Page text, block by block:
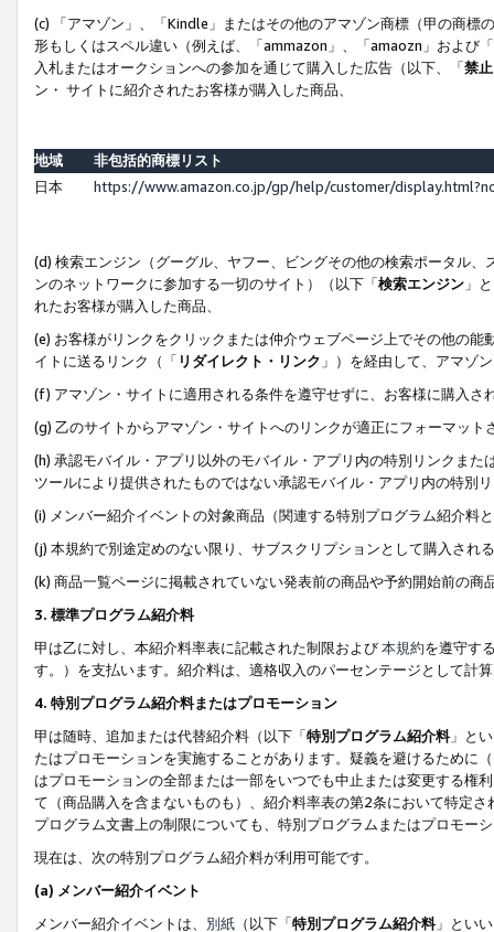
(c) 「アマゾン」、「Kindle」またはその他のアマゾン商標（甲の商
形もしくはスペル違い（例えば、「ammazon」、「amaozn」および
入札またはオークションへの参加を通じて購入した広告（以下、「禁
ン・ サイトに紹介されたお客様が購入した商品、
地域
非包括的商標リスト
日本
https://www.amazon.co.jp/gp/help/customer/
(d) 検索エンジン（グーグル、ヤフー、ビングその他の検索ポータル
ンのネットワークに参加する一切のサイト）（以下「検索エンジン 」
れたお客様が購入した商品、
(e) お客様がリンクをクリックまたは仲介ウェブページ上でその他の
イトに送るリンク（「 リダイレクト・リンク 」）を経由して、アマゾ
(f) アマゾン・サイトに適用される条件を遵守せずに、お客様に購入さ
(g) 乙のサイトからアマゾン・サイトへのリンクが適正にフォーマッ
(h) 承認モバイル・アプリ以外のモバイル・アプリ内の特別リンクま
ツールにより提供されたものではない承認モバイル・アプリ内の特別
(i) メンバー紹介イベントの対象商品（関連する特別プログラム紹介料
(j) 本規約で別途定めのない限り、サブスクリプションとして購入され
(k) 商品一覧ページに掲載されていない発表前の商品や予約開始前の商
3. 標準プログラム紹介料
甲は乙に対し、本紹介料率表に記載された制限および本規約を遵守す
す。）を支払います。紹介料は、適格収入のパーセンテージとして計
4. 特別プログラム紹介料またはプロモーション
甲は随時、追加または代替紹介料（以下「特別プログラム紹介料」と
たはプロモーションを実施することがあります。疑義を避けるために
はプロモーションの全部または一部をいつでも中止または変更する権
て（商品購入を含まないものも）、紹介料率表の第2条において特定
プログラム文書上の制限についても、特別プログラムまたはプロモー
現在は、次の特別プログラム紹介料が利用可能です。
(a) メンバー紹介イベント
メンバー紹介イベントは、 別紙 （以下「特別プログラム紹介料」とい